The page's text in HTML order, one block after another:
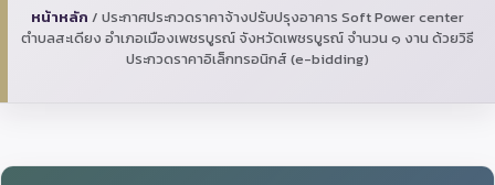
หน้าหลัก / ประกาศประกวดราคาจ้างปรับปรุงอาคาร Soft Power center
ตำบลสะเดียง อำเภอเมืองเพชรบูรณ์ จังหวัดเพชรบูรณ์ จำนวน ๑ งาน ด้วยวิธี
ประกวดราคาอิเล็กทรอนิกส์ (e-bidding)